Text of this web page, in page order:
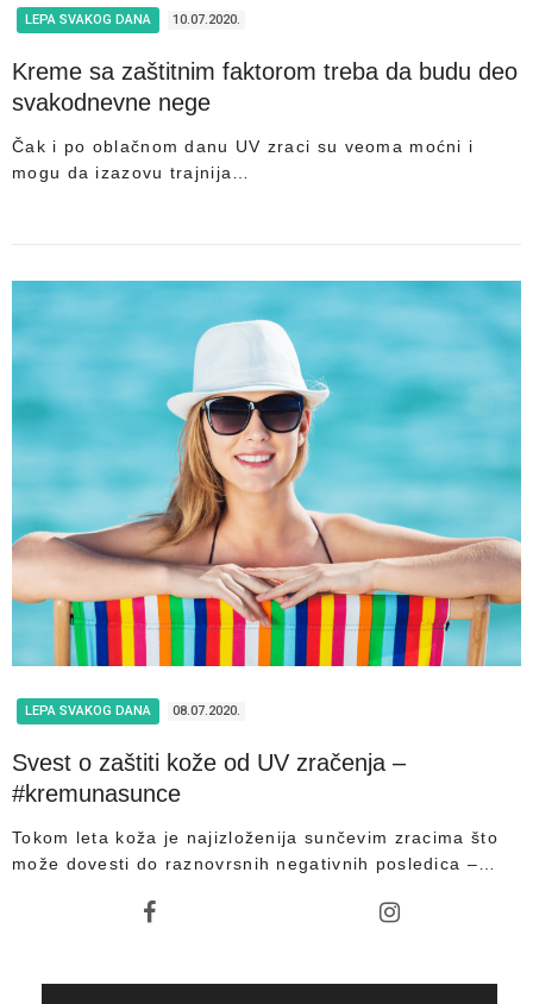
LEPA SVAKOG DANA 10.07.2020.
Kreme sa zaštitnim faktorom treba da budu deo
svakodnevne nege
Čak i po oblačnom danu UV zraci su veoma moćni i
mogu da izazovu trajnija…
LEPA SVAKOG DANA 08.07.2020.
Svest o zaštiti kože od UV zračenja –
#kremunasunce
Tokom leta koža je najizloženija sunčevim zracima što
može dovesti do raznovrsnih negativnih posledica –…